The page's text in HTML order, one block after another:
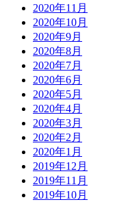
2020年11月
2020年10月
2020年9月
2020年8月
2020年7月
2020年6月
2020年5月
2020年4月
2020年3月
2020年2月
2020年1月
2019年12月
2019年11月
2019年10月